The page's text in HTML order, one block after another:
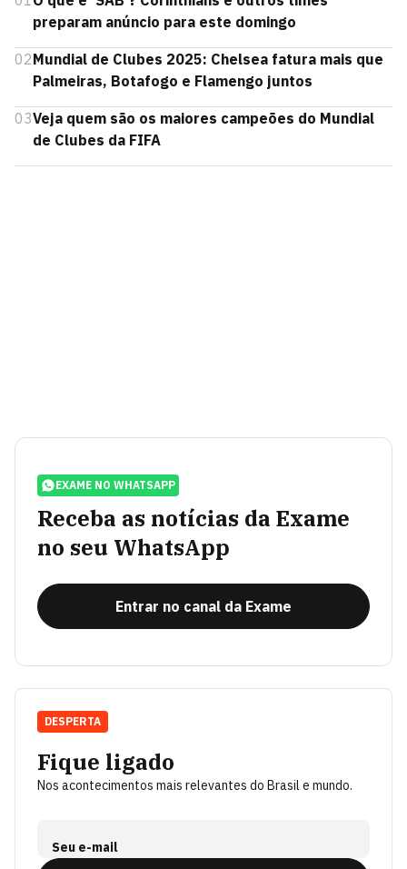
preparam anúncio para este domingo
02Mundial de Clubes 2025: Chelsea fatura mais que
Palmeiras, Botafogo e Flamengo juntos
03Veja quem são os maiores campeões do Mundial
de Clubes da FIFA
EXAME NO WHATSAPP
Receba as notícias da Exame
no seu WhatsApp
Entrar no canal da Exame
Fique ligado
Nos acontecimentos mais relevantes do Brasil e mundo.
Seu e-mail
DESPERTA